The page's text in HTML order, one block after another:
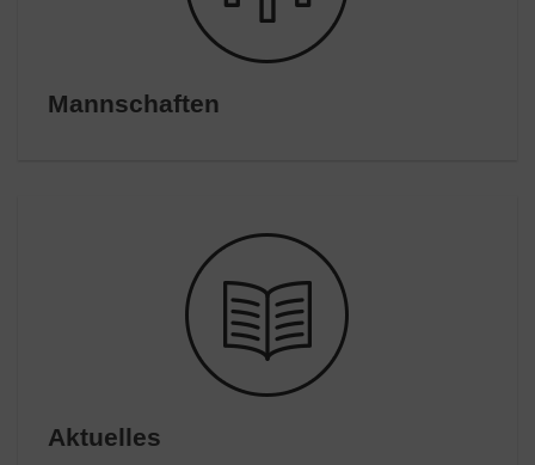
Mannschaften
Aktuelles